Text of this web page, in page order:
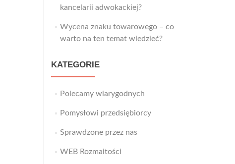
kancelarii adwokackiej?
Wycena znaku towarowego – co
warto na ten temat wiedzieć?
KATEGORIE
Polecamy wiarygodnych
Pomysłowi przedsiębiorcy
Sprawdzone przez nas
WEB Rozmaitości